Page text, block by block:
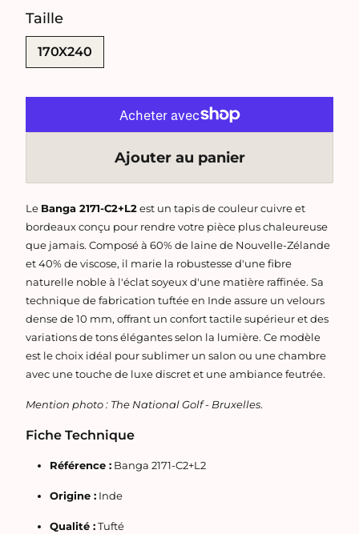
Taille
SWATCH-170X240
170X240
Ajouter au panier
Le Banga 2171-C2+L2est un tapis de couleur cuivre et
bordeaux conçu pour rendre votre pièce plus chaleureuse
que jamais. Composé à 60% de laine de Nouvelle-Zélande
et 40% de viscose, il marie la robustesse d'une fibre
naturelle noble à l'éclat soyeux d'une matière raffinée. Sa
technique de fabrication tuftée en Inde assure un velours
dense de 10 mm, offrant un confort tactile supérieur et des
variations de tons élégantes selon la lumière. Ce modèle
est le choix idéal pour sublimer un salon ou une chambre
avec une touche de luxe discret et une ambiance feutrée.
Mention photo : The National Golf - Bruxelles.
Fiche Technique
Référence :Banga 2171-C2+L2
Origine :Inde
Qualité :Tufté